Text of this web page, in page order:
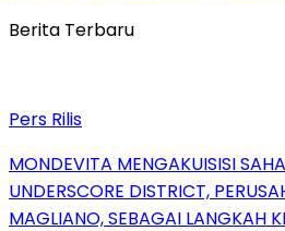
Berita Terbaru
Pers Rilis
MONDEVITA MENGAKUISISI
UNDERSCORE DISTRICT,
MAGLIANO, SEBAGAI LANGKAH